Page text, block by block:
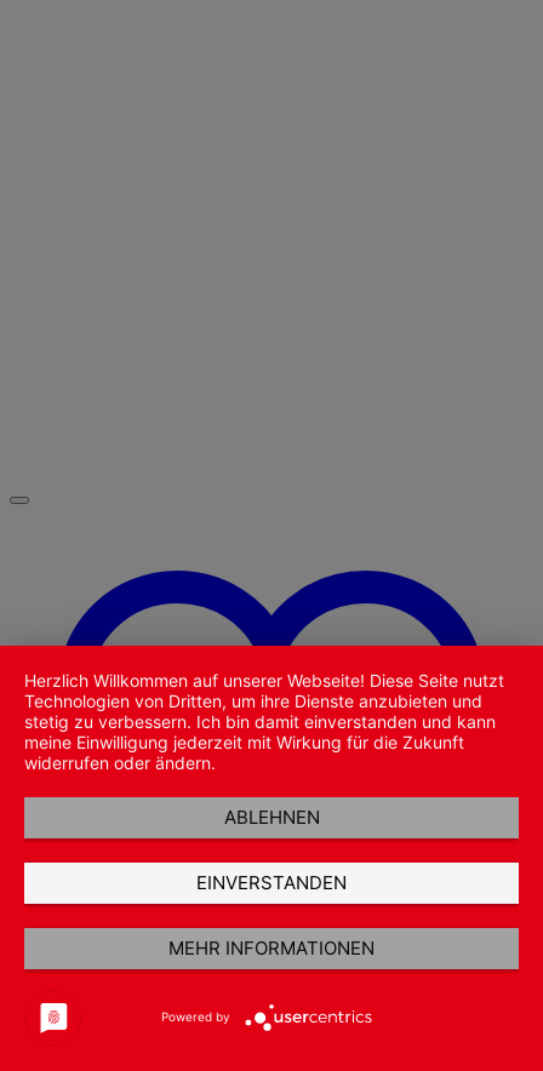
Zu Wunschliste hinzufügen
Herzlich Willkommen auf unserer Webseite! Diese Seite nutzt
Technologien von Dritten, um ihre Dienste anzubieten und
stetig zu verbessern. Ich bin damit einverstanden und kann
meine Einwilligung jederzeit mit Wirkung für die Zukunft
widerrufen oder ändern.
ABLEHNEN
EINVERSTANDEN
MEHR INFORMATIONEN
Powered by